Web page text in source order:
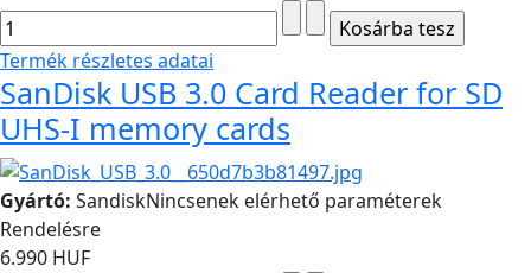
Termék részletes adatai
SanDisk USB 3.0 Card Reader for SD
UHS-I memory cards
Gyártó: SandiskNincsenek elérhető paraméterek
Rendelésre
6.990 HUF